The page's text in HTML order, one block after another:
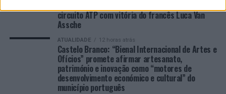
circuito ATP com vitória do francês Luca Van
Assche
ATUALIDADE 12 horas atrás
Castelo Branco: “Bienal Internacional de Artes e
Ofícios” promete afirmar artesanato,
património e inovação como “motores de
desenvolvimento económico e cultural” do
município português